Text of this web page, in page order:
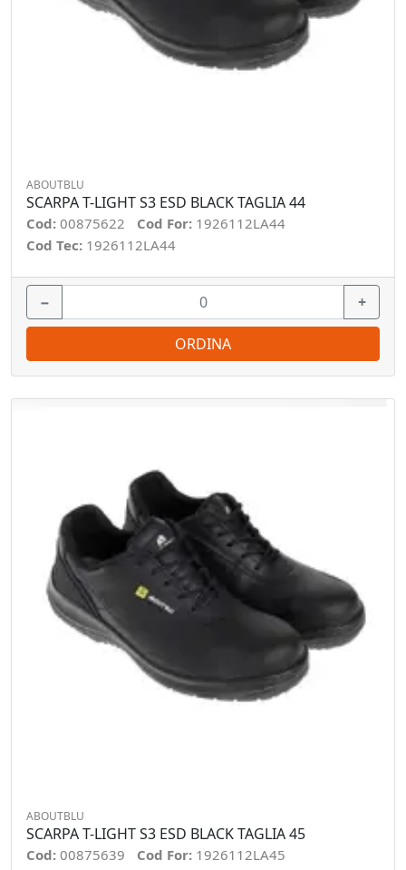
ABOUTBLU
SCARPA T-LIGHT S3 ESD BLACK TAGLIA 44
Cod: 00875622 Cod For: 1926112LA44
Cod Tec: 1926112LA44
− +
ORDINA
ABOUTBLU
SCARPA T-LIGHT S3 ESD BLACK TAGLIA 45
Cod: 00875639 Cod For: 1926112LA45